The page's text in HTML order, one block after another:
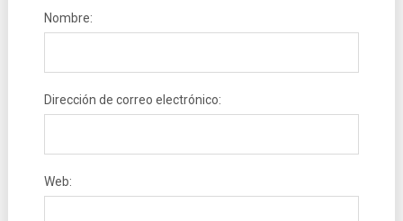
Nombre:
Dirección de correo electrónico:
Web: